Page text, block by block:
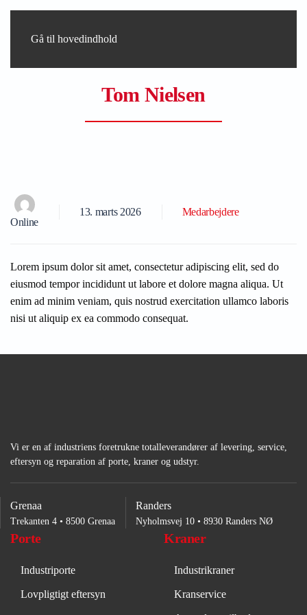
Gå til hovedindhold
Tom Nielsen
Online
13. marts 2026 Medarbejdere
Lorem ipsum dolor sit amet, consectetur adipiscing elit, sed do
eiusmod tempor incididunt ut labore et dolore magna aliqua. Ut
enim ad minim veniam, quis nostrud exercitation ullamco laboris
nisi ut aliquip ex ea commodo consequat.
Vi er en af industriens foretrukne totalleverandører af levering, service,
eftersyn og reparation af porte, kraner og udstyr.
Grenaa
Trekanten 4 • 8500 Grenaa
Randers
Nyholmsvej 10 • 8930 Randers NØ
Porte
Industriporte
Lovpligtigt eftersyn
Kraner
Industrikraner
Kranservice